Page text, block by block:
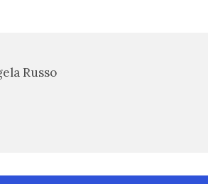
Russo